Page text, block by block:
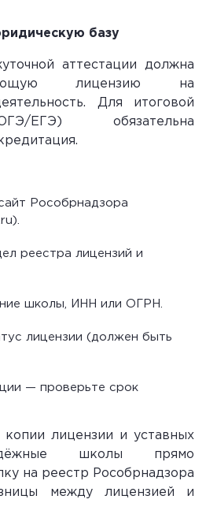
базу
аттестации должна
лицензию на
Для итоговой
ЕГЭ) обязательна
Рособрнадзора
реестра лицензий и
школы, ИНН или ОГРН.
лицензии (должен быть
— проверьте срок
лицензии и уставных
школы прямо
на реестр Рособрнадзора
между лицензией и